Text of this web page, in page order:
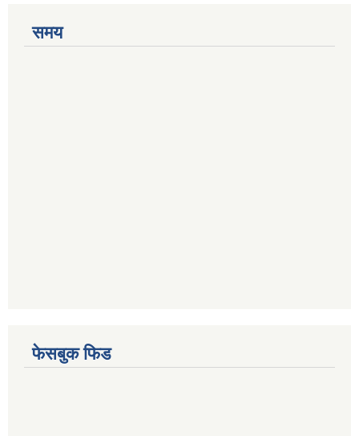
समय
फेसबुक फिड